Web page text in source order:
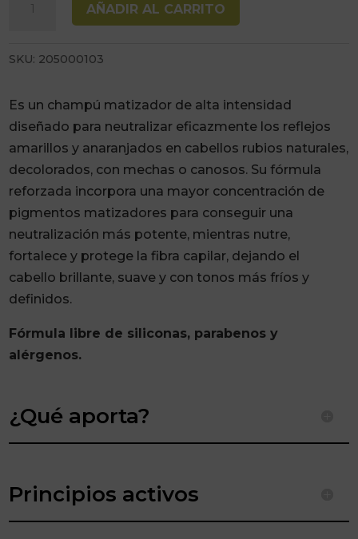
Rubios
Cosmetics
300ml
cantidad
AÑADIR AL CARRITO
SKU: 205000103
Es un champú matizador de alta intensidad
diseñado para neutralizar eficazmente los reflejos
amarillos y anaranjados en cabellos rubios naturales,
decolorados, con mechas o canosos. Su fórmula
reforzada incorpora una mayor concentración de
pigmentos matizadores para conseguir una
neutralización más potente, mientras nutre,
fortalece y protege la fibra capilar, dejando el
cabello brillante, suave y con tonos más fríos y
definidos.
Fórmula libre de siliconas, parabenos y
alérgenos.
¿Qué aporta?
Principios activos